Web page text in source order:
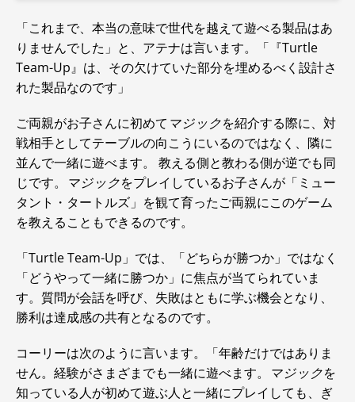
「これまで、本当の意味で世代を越えて遊べる製品はあ
りませんでした」と、アテナは言います。「『Turtle
Team-Up』は、その欠けていた部分を埋めるべく設計さ
れた製品なのです」
ご両親がお子さんに初めて マジックを紹介する際に、対
戦相手としてテーブルの向こうにいるのではなく、隣に
並んで一緒に遊べます。 教える側と教わる側が逆でも同
じです。
マジックをプレイしているお子さんが「ミュー
タント・タートルズ」を観て育ったご両親にこのゲーム
を教えることもできるのです。
「Turtle Team-Up」では、「どちらが勝つか」ではなく
「どうやって一緒に勝つか」に焦点が当てられていま
す。質問が会話を呼び、失敗はともに学ぶ機会となり、
勝利は達成感の共有となるのです。
コーリーは次のように言います。「年齢だけではありま
せん。経験がさまざまでも一緒に遊べます。
マジックを
知っている人が初めて遊ぶ人と一緒にプレイしても、ぎ